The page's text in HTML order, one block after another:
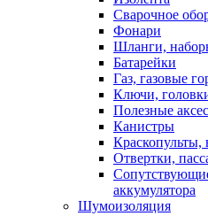
Сварочное
Фонари
Шланги,
Батарейки
Газ, газовые
Ключи,
Полезные
Канистры
Краскопульты,
Отвертки,
аккумулятора
Шумоизоляция